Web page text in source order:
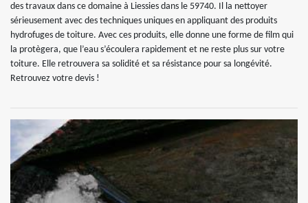
des travaux dans ce domaine à Liessies dans le 59740. Il la nettoyer
sérieusement avec des techniques uniques en appliquant des produits
hydrofuges de toiture. Avec ces produits, elle donne une forme de film qui
la protègera, que l’eau s’écoulera rapidement et ne reste plus sur votre
toiture. Elle retrouvera sa solidité et sa résistance pour sa longévité.
Retrouvez votre devis !